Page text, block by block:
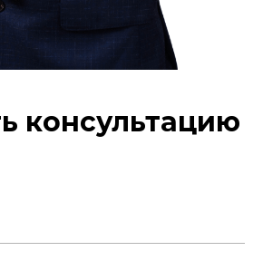
консультацию